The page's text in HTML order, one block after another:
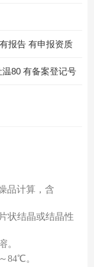
报告 有申报资质
80 有备案登记号
品计算，含
状结晶或结晶性
。
～84℃。